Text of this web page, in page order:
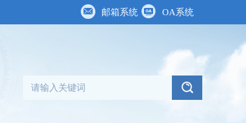
邮箱系统 OA系统